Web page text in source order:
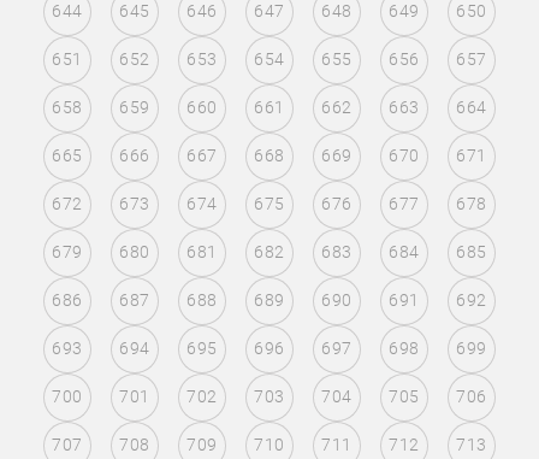
644 645 646 647 648 649 650
651 652 653 654 655 656 657
658 659 660 661 662 663 664
665 666 667 668 669 670 671
672 673 674 675 676 677 678
679 680 681 682 683 684 685
686 687 688 689 690 691 692
693 694 695 696 697 698 699
700 701 702 703 704 705 706
707 708 709 710 711 712 713